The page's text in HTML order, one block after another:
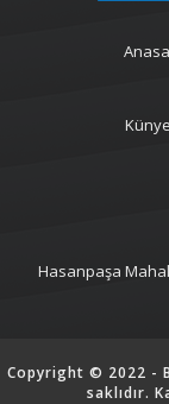
Künye
Hasanpaşa
Copyright © 2022 -
saklıdır.